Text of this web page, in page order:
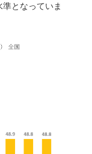
となっていま